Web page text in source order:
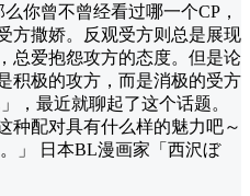
你曾不曾经看过哪一个CP，
方撒娇。反观受方则总是展现
总爱抱怨攻方的态度。但是论
积极的攻方，而是消极的受方
，最近就聊起了这个话题。
种配对具有什么样的魅力吧～
」 日本BL漫画家「西沢ぼ